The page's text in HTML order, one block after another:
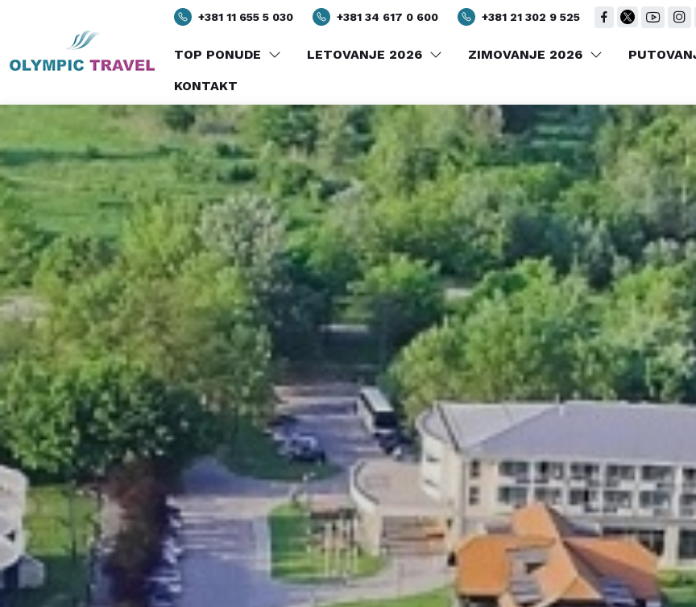
TOP PONUDE LETOVANJE 2026 ZIMOVANJE 2026
KONTAKT
+381 11 655 5 030 +381 34 617 0 600 +381 21 302 9 525